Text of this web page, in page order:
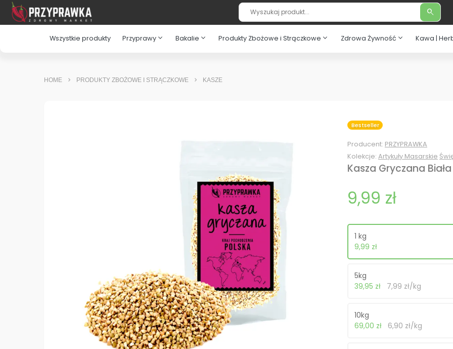
search
Wszystkie produkty Przyprawyexpand_more Bakalie expand_more Produkty Zbożowe i Strączkowe expand_more Zdrowa Żywność expand_more Kawa |
HOME PRODUKTY ZBOŻOWE I STRĄCZKOWE KASZE
Bestseller
Producent: PRZYPRAWKA
Kolekcje: Artykuły Masarskie
Kasza Gryczana Biała
9,99 zł
1 kg
9,99 zł
5kg
39,95 zł
7,99 zł/kg
10kg
69,00 zł
6,90 zł/kg